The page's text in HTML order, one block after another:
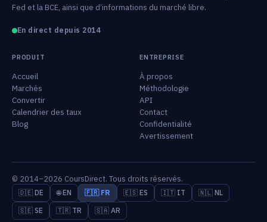
Fed et la BCE, ainsi que d’informations du marché libre.
En direct depuis 2014
PRODUIT
Accueil
Marchés
Convertir
Calendrier des taux
Blog
ENTREPRISE
À propos
Méthodologie
API
Contact
Confidentialité
Avertissement
© 2014–2026 CoursDirect. Tous droits réservés.
🇩🇪 DE 🌐 EN 🇫🇷 FR 🇪🇸 ES 🇮🇹 IT
🇳🇱 NL
🇸🇪 SE
🇹🇷 TR 🇸🇦 AR